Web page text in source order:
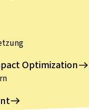
Optimization